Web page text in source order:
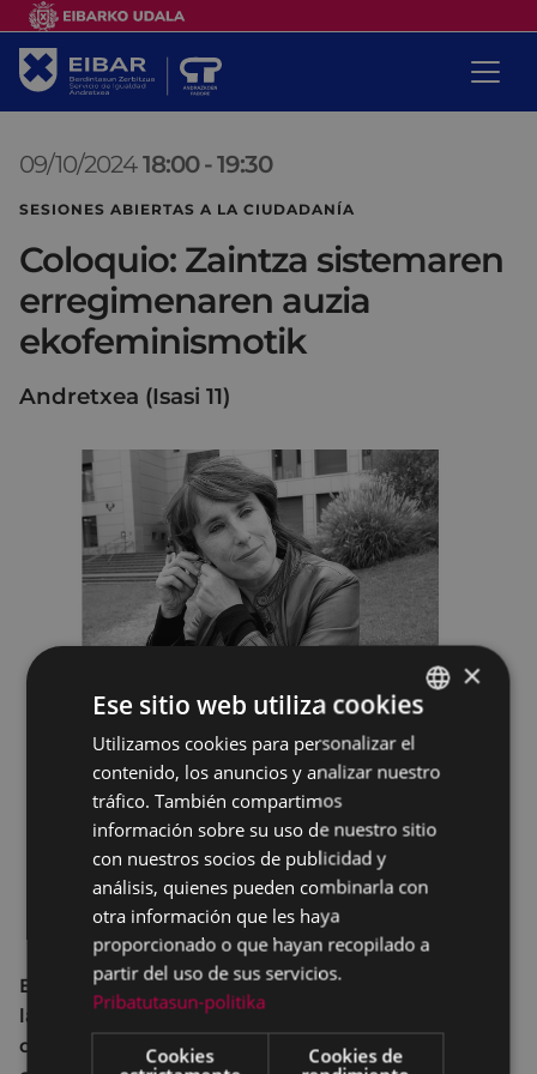
09/10/2024 18:00 -19:30
SESIONES ABIERTAS A LA CIUDADANÍA
Coloquio: Zaintza sistemaren
erregimenaren auzia
ekofeminismotik
Andretxea (Isasi 11)
En este coloquio se pretende poner en discusión
las claves para analizar y revolucionar el sistema
de cuidados desde el ecofeminismo y con ello
BASQUE
SPANISH
×
Ese sitio web utiliza cookies
Utilizamos cookies para personalizar el
contenido, los anuncios y analizar nuestro
tráfico. También compartimos
información sobre su uso de nuestro sitio
con nuestros socios de publicidad y
análisis, quienes pueden combinarla con
otra información que les haya
proporcionado o que hayan recopilado a
partir del uso de sus servicios.
Pribatutasun-politika
Cookies
Cookies de